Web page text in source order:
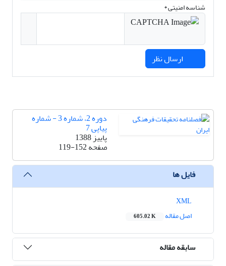
شناسه امنیتی *
دوره 2، شماره 3 - شماره
پیاپی 7
پاییز 1388
صفحه119-152
فایل ها
اصل مقاله
605.02 K
سابقه مقاله